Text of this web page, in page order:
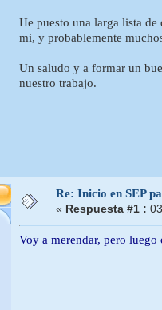
He puesto una larga lista de
mi, y probablemente
Un saludo y a formar un
nuestro trabajo.
Re: Inicio en SEP
« Respuesta #1 :
Voy a merendar, pero luego